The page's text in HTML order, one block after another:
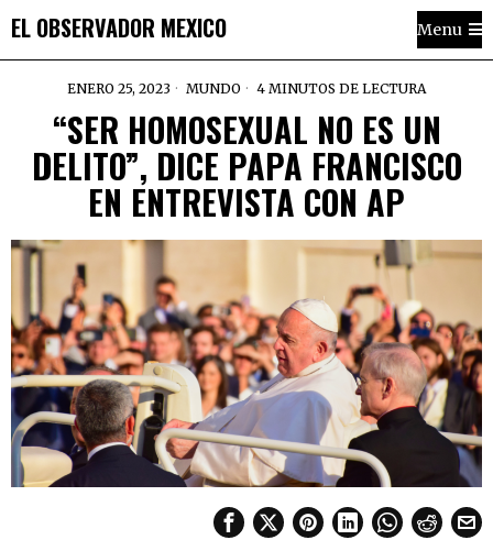
EL OBSERVADOR MEXICO Menu
ENERO 25, 2023 MUNDO 4 MINUTOS DE LECTURA
“SER HOMOSEXUAL NO ES UN
DELITO”, DICE PAPA FRANCISCO
EN ENTREVISTA CON AP